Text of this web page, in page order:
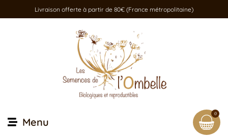
Livraison offerte à partir de 80€ (France métropolitaine)
Menu
0